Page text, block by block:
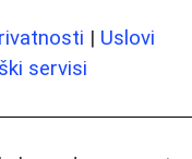
| Uslovi
servisi